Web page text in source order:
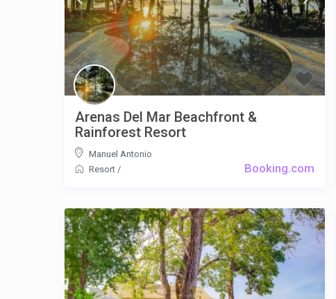
Booking.com
Arenas Del Mar Beachfront &
Rainforest Resort
Manuel Antonio
Resort/